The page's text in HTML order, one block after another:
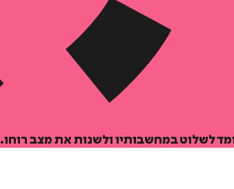
לשלוט במחשבותיו ולשנות את מצב רוחו.